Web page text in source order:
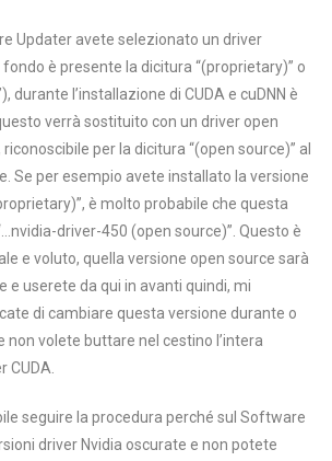
Updater avete selezionato un driver
è presente la dicitura “(proprietary)” o
durante l’installazione di CUDA e cuDNN è
verrà sostituito con un driver open
per la dicitura “(open source)” al
Se per esempio avete installato la versione
è molto probabile che questa
driver-450 (open source)”. Questo è
e voluto, quella versione open source sarà
e userete da qui in avanti quindi, mi
di cambiare questa versione durante o
non volete buttare nel cestino l’intera
CUDA.
seguire la procedura perché sul Software
driver Nvidia oscurate e non potete